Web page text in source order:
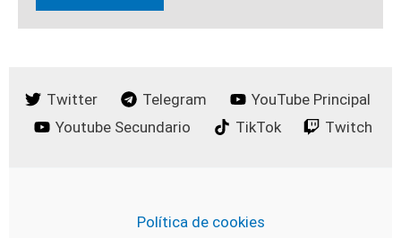
Twitter Telegram
YouTube Principal
Youtube Secundario
TikTok Twitch
Política de cookies